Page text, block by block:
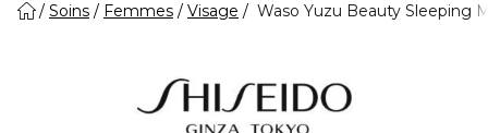
Soins Femmes Visage Waso Yuzu Beauty Sleeping